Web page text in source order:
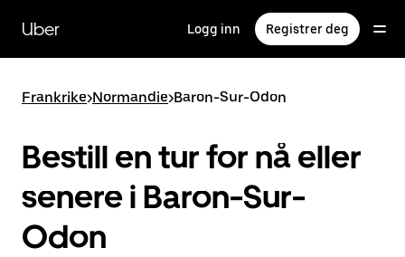
hovedinnholdet
Uber Logg inn Registrer deg
Frankrike>Normandie>Baron-Sur-Odon
Bestill en tur for nå eller
senere i Baron-Sur-
Odon